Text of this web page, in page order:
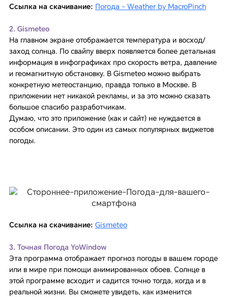
Ссылка на скачивание: Погода - Weather by MacroPinch
2. Gismeteo
На главном экране отображается температура и восход/
заход солнца. По свайпу вверх появляется более детальная
информация в инфографиках про скорость ветра, давление
и геомагнитную обстановку. В Gismeteo можно выбрать
конкретную метеостанцию, правда только в Москве. В
приложении нет никакой рекламы, и за это можно сказать
большое спасибо разработчикам.
Думаю, что это приложение (как и сайт) не нуждается в
особом описании. Это один из самых популярных виджетов
погоды.
Ссылка на скачивание: Gismeteo
3. Точная Погода YoWindow
Эта программа отображает прогноз погоды в вашем городе
или в мире при помощи анимированных обоев. Солнце в
этой программе всходит и садится точно тогда, когда и в
реальной жизни. Вы сможете увидеть, как изменится